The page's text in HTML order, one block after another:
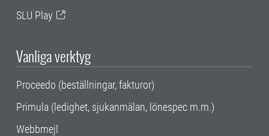
SLU Play
Vanliga verktyg
Proceedo (beställningar, fakturor)
Primula (ledighet, sjukanmälan, lönespec m.m.)
Webbmejl